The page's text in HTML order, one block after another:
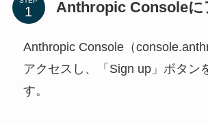
Anthropic Consoleに
Anthropic Console（
アクセスし、「Sign up」ボタン
す。